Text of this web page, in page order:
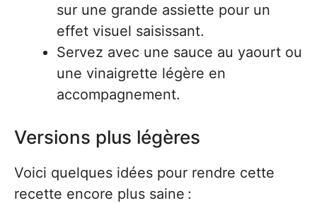
sur une grande assiette pour un
effet visuel saisissant.
Servez avec une sauce au yaourt ou
une vinaigrette légère en
accompagnement.
Versions plus légères
Voici quelques idées pour rendre cette
recette encore plus saine :